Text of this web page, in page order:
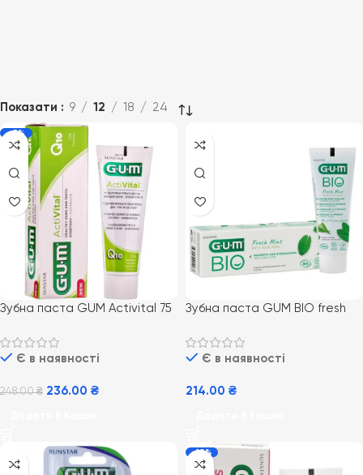
Показати 9 12 18 24
-5%
Зубна паста GUM Activital 75
Є в наявності
248.00₴ 236.00 ₴
Зубна паста GUM BIO fresh
Є в наявності
214.00 ₴
-18%